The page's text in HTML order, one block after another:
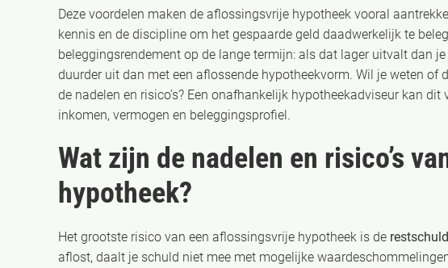
Deze voordelen maken de aflossingsvrije hypotheek vooral
kennis en de discipline om het gespaarde geld daadwerkelijk te
beleggingsrendement op de lange termijn: als dat lager uitvalt dan
duurder uit dan met een aflossende hypotheekvorm. Wil je weten of
de nadelen en risico’s? Een onafhankelijk hypotheekadviseur kan
inkomen, vermogen en beleggingsprofiel.
Wat zijn de nadelen en risico’s
hypotheek?
Het grootste risico van een aflossingsvrije hypotheek is de
aflost, daalt je schuld niet mee met mogelijke